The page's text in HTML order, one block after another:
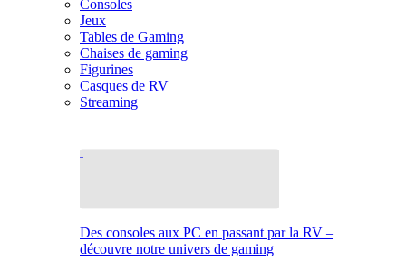
Consoles
Jeux
Tables de Gaming
Chaises de gaming
Figurines
Casques de RV
Streaming
Des consoles aux PC en passant par la RV –
découvre notre univers de gaming